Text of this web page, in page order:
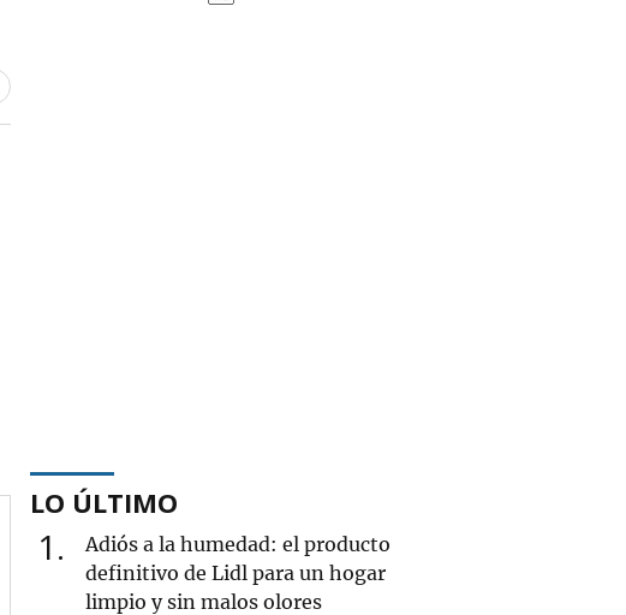
LO ÚLTIMO
1
Adiós a la humedad: el producto
definitivo de Lidl para un hogar
limpio y sin malos olores